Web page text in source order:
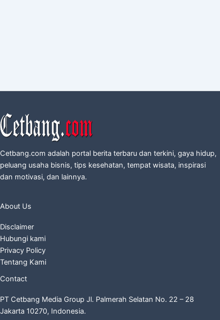
Cetbang.com adalah portal berita terbaru dan terkini, gaya hidup,
peluang usaha bisnis, tips kesehatan, tempat wisata, inspirasi
dan motivasi, dan lainnya.
About Us
Disclaimer
Hubungi kami
Privacy Policy
Tentang Kami
Contact
PT Cetbang Media Group Jl. Palmerah Selatan No. 22 – 28
Jakarta 10270, Indonesia.